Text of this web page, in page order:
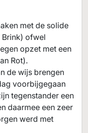
met de solide
Brink) ofwel
opzet met een
Rot).
de wijs brengen
voorbijgegaan
tegenstander een
daarmee een zeer
werd met